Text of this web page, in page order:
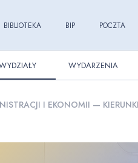
BIBLIOTEKA BIP POCZTA
WYDARZENIA
I EKONOMII — KIERUNKI